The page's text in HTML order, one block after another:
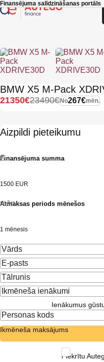
Skip to main content
Finansējuma salīdzināšanas portāls
BMW X5 M-Pack
No267€mēn.
23490€
21350€
Aizpildi pieteikumu
Finansējuma summa
€
1500 EUR
Atmaksas periods mēnešos
mēn.
1 mēnesis
Ienākumus
Ikmēneša maksājums
Piekrītu